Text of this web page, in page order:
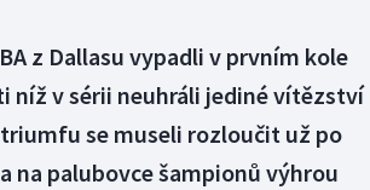
z Dallasu vypadli v prvním kole
níž v sérii neuhráli jediné vítězství
se museli rozloučit už po
na palubovce šampionů výhrou